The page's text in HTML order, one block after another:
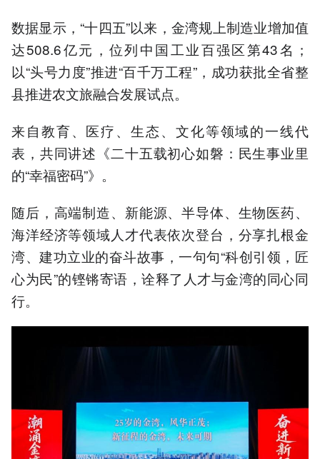
数据显示，“十四五”以来，金湾规上制造业增加值
达508.6亿元，位列中国工业百强区第43名；
以“头号力度”推进“百千万工程”，成功获批全省整
县推进农文旅融合发展试点。
来自教育、医疗、生态、文化等领域的一线代
表，共同讲述《二十五载初心如磐：民生事业里
的“幸福密码”》。
随后，高端制造、新能源、半导体、生物医药、
海洋经济等领域人才代表依次登台，分享扎根金
湾、建功立业的奋斗故事，一句句“科创引领，匠
心为民”的铿锵寄语，诠释了人才与金湾的同心同
行。